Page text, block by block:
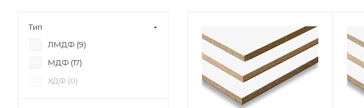
Тип
ЛМДФ (9)
МДФ (17)
ХДФ (0)